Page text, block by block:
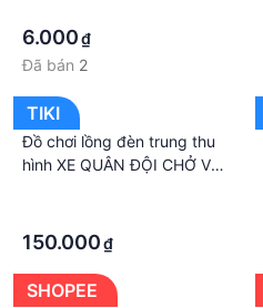
6.000₫
Đã bán 2
TIKI
Đồ chơi lồng đèn trung thu
hình XE QUÂN ĐỘI CHỞ VU
thu
150.000₫
SHOPEE